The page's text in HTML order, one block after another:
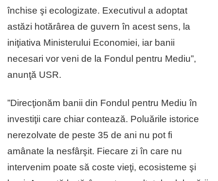
închise şi ecologizate. Executivul a adoptat
astăzi hotărârea de guvern în acest sens, la
iniţiativa Ministerului Economiei, iar banii
necesari vor veni de la Fondul pentru Mediu”,
anunţă USR.
”Direcţionăm banii din Fondul pentru Mediu în
investiţii care chiar contează. Poluările istorice
nerezolvate de peste 35 de ani nu pot fi
amânate la nesfârşit. Fiecare zi în care nu
intervenim poate să coste vieţi, ecosisteme şi